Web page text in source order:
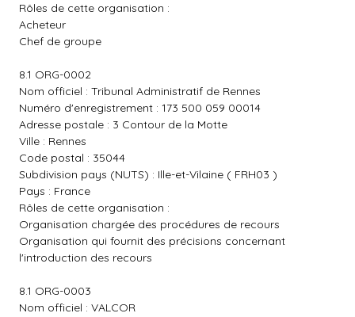
Rôles de cette organisation :
Acheteur
Chef de groupe
8.1 ORG-0002
Nom officiel : Tribunal Administratif de Rennes
Numéro d'enregistrement : 173 500 059 00014
Adresse postale : 3 Contour de la Motte
Ville : Rennes
Code postal : 35044
Subdivision pays (NUTS) : Ille-et-Vilaine ( FRH03 )
Pays : France
Rôles de cette organisation :
Organisation chargée des procédures de recours
Organisation qui fournit des précisions concernant
l'introduction des recours
8.1 ORG-0003
Nom officiel : VALCOR